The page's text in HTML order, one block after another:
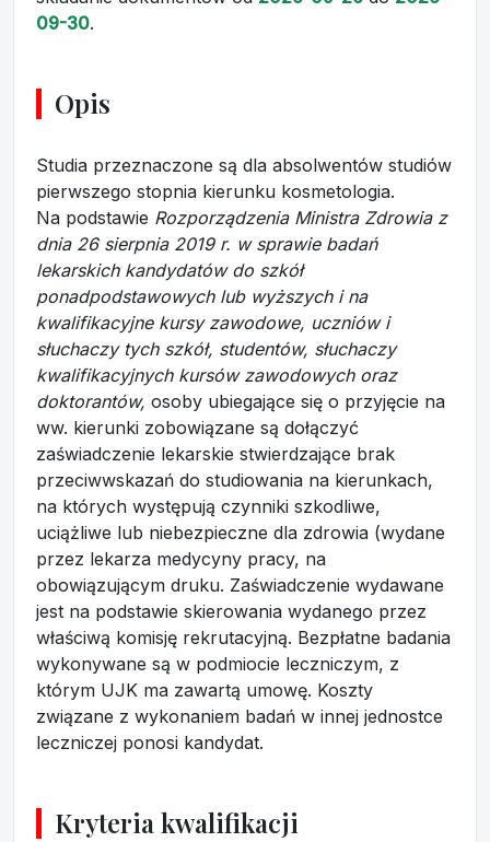
09-30.
Opis
Studia przeznaczone są dla absolwentów studiów
pierwszego stopnia kierunku kosmetologia.
Na podstawie Rozporządzenia Ministra Zdrowia z
dnia 26 sierpnia 2019 r. w sprawie badań
lekarskich kandydatów do szkół
ponadpodstawowych lub wyższych i na
kwalifikacyjne kursy zawodowe, uczniów i
słuchaczy tych szkół, studentów, słuchaczy
kwalifikacyjnych kursów zawodowych oraz
doktorantów, osoby ubiegające się o przyjęcie na
ww. kierunki zobowiązane są dołączyć
zaświadczenie lekarskie stwierdzające brak
przeciwwskazań do studiowania na kierunkach,
na których występują czynniki szkodliwe,
uciążliwe lub niebezpieczne dla zdrowia (wydane
przez lekarza medycyny pracy, na
obowiązującym druku. Zaświadczenie wydawane
jest na podstawie skierowania wydanego przez
właściwą komisję rekrutacyjną. Bezpłatne badania
wykonywane są w podmiocie leczniczym, z
którym UJK ma zawartą umowę. Koszty
związane z wykonaniem badań w innej jednostce
leczniczej ponosi kandydat.
Kryteria kwalifikacji